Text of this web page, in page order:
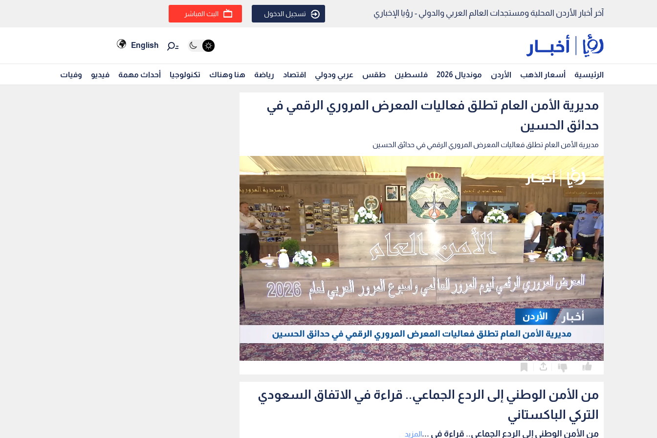
آخر أخبار الأردن المحلية ومستجدات العالم العربي والدولي - رؤيا الإخباري تسجيل الدخول البث المباشر
English
الرئيسية أسعار الذهب الأردن مونديال 2026 فلسطين طقس عربي ودولي اقتصاد رياضة هنا وهناك تكنولوجيا أحداث مهمة فيديو وفيات
مديرية الأمن العام تطلق فعاليات المعرض المروري الرقمي في
حدائق الحسين
مديرية الأمن العام تطلق فعاليات المعرض المروري الرقمي في حدائق الحسين
من الأمن الوطني إلى الردع الجماعي.. قراءة في الاتفاق السعودي
التركي الباكستاني
من الأمن الوطني إلى الردع الجماعي.. قراءة في ...المزيد